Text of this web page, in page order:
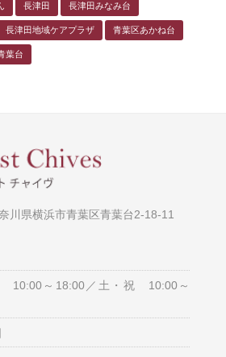
長津田 長津田みなみ台
長津田地域ケアプラザ 青葉区あかね台
葉台
川県横浜市青葉区青葉台2-18-11
10:00～18:00／土・祝 10:00～